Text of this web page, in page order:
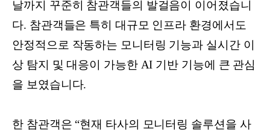
날까지 꾸준히 참관객들의 발걸음이 이어졌습니
다. 참관객들은 특히 대규모 인프라 환경에서도
안정적으로 작동하는 모니터링 기능과 실시간 이
상 탐지 및 대응이 가능한 AI 기반 기능에 큰 관심
을 보였습니다.
한 참관객은 “현재 타사의 모니터링 솔루션을 사